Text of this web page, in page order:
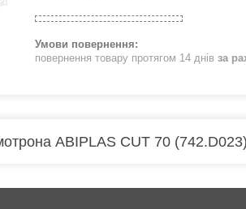
повернення товару протягом 14 днів за
ABIPLAS CUT 70 (742.D023)